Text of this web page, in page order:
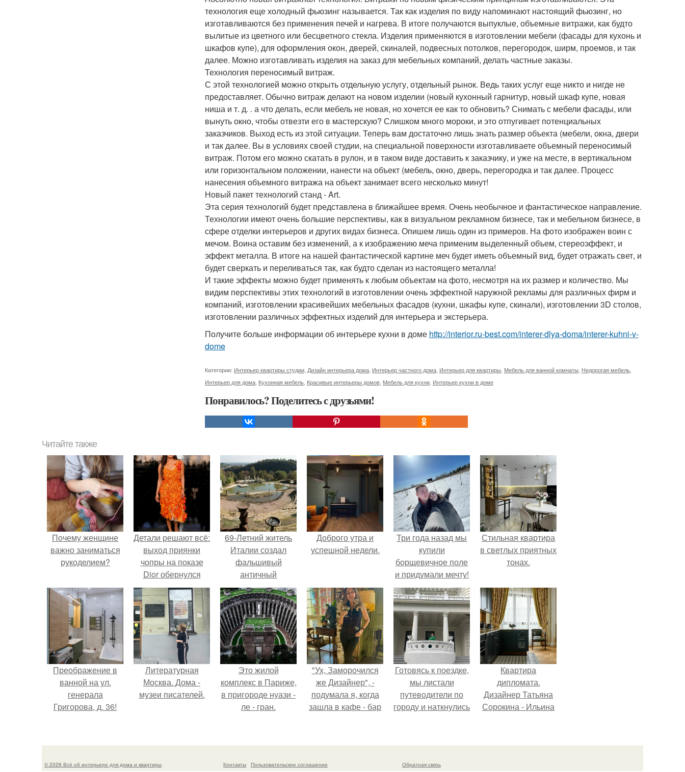
технология еще холодный фьюзинг называется. Так как изделия по виду напоминают настоящий фьюзинг, но
изготавливаются без применения печей и нагрева. В итоге получаются выпуклые, объемные витражи, как будто
вылитые из цветного или бесцветного стекла. Изделия применяются в изготовлении мебели (фасады для кухонь и
шкафов купе), для оформления окон, дверей, скиналей, подвесных потолков, перегородок, ширм, проемов, и так
далее. Можно изготавливать изделия на заказ для мебельных компаний, делать частные заказы.
Технология переносимый витраж.
С этой технологией можно открыть отдельную услугу, отдельный рынок. Ведь таких услуг еще никто и нигде не
предоставляет. Обычно витраж делают на новом изделии (новый кухонный гарнитур, новый шкаф купе, новая
ниша и т. д. . а что делать, если мебель не новая, но хочется ее как то обновить? Снимать с мебели фасады, или
вынуть окно, чтобы отвезти его в мастерскую? Слишком много мороки, и это отпугивает потенциальных
заказчиков. Выход есть из этой ситуации. Теперь вам достаточно лишь знать размер объекта (мебели, окна, двери
и так далее. Вы в условиях своей студии, на специальной поверхности изготавливаете объемный переносимый
витраж. Потом его можно скатать в рулон, и в таком виде доставить к заказчику, и уже на месте, в вертикальном
или горизонтальном положении, нанести на объект (мебель, окно, дверь, перегородка и так далее. Процесс
нанесения объемного витража на объект занимает всего несколько минут!
Новый пакет технологий станд - Art.
Эта серия технологий будет представлена в ближайшее время. Очень необычное и фантастическое направление.
Технологии имеют очень большие перспективы, как в визуальном рекламном бизнесе, так и мебельном бизнесе, в
сфере отделки интерьеров и других видах бизнеса. Опишем лишь один из примеров. На фото изображен воин с
мечом. Воина оставим без изменений, а к изображению меча применим выделенный объем, стереоэффект, и
эффект металла. В итоге на нашей фантастической картине меч будет иметь объемный вид, будет отражать свет, и
будет сверкать и переливаться так, как будто сделан из настоящего металла!
И такие эффекты можно будет применять к любым объектам на фото, несмотря на их размер и количество. Мы
видим перспективы этих технологий в изготовлении очень эффектной наружной рекламы для различных фирм и
компаний, изготовлении красивейших мебельных фасадов (кухни, шкафы купе, скинали), изготовлении 3D столов,
изготовлении различных эффектных изделий для интерьера и экстерьера.
Получите больше информации об интерьере кухни в доме http://interior.ru-best.com/interer-dlya-doma/interer-kuhni-v-
dome
Категории: Интерьер квартиры студии Дизайн интерьера дома Интерьер частного дома Интерьер для квартиры Мебель для ванной комнаты Недорогая мебель
Интерьер для дома Кухонная мебель Красивые интерьеры домов Мебель для кухни Интерьер кухни в доме
Понравилось? Поделитесь с друзьями!
Читайте также
Почему женщине
важно заниматься
рукоделием?
Детали решают всё:
выход приянки
чопры на показе
Dior обернулся
шквалом критики
из-за небрежного
пошива.
69-Летний житель
Италии создал
фальшивый
античный
амфитеатр и
долгое время
успешно выдавал
его за настоящее
историческое
наследие.
Доброго утра и
успешной недели.
Три года назад мы
купили
борщевичное поле
и придумали мечту!
Стильная квартира
в светлых приятных
тонах.
Преображение в
ванной на ул.
генерала
Григорова, д. 36!
Литературная
Москва. Дома -
музеи писателей.
Это жилой
комплекс в Париже,
в пригороде нуази -
ле - гран.
"Ух, Заморочился
же Дизайнер", -
подумала я, когда
зашла в кафе - бар
Готовясь к поездке,
мы листали
путеводители по
городу и наткнулись
Квартира
дипломата.
Дизайнер Татьяна
Сорокина - Ильина
интерьер для
© 2026 Всё об интерьере для дома и квартиры Контакты Пользовательское соглашение Обратная связь